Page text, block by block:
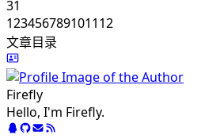
31
123456789101112
文章目录
Firefly
Hello, I'm Firefly.